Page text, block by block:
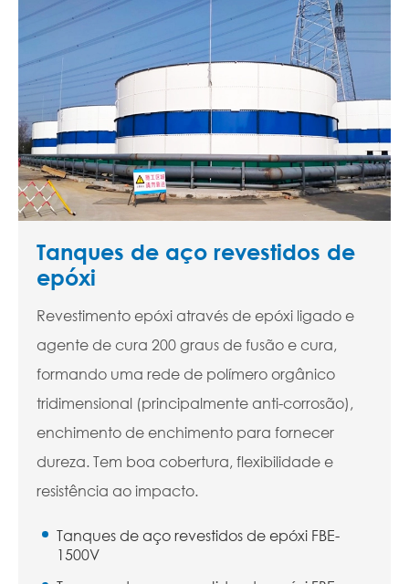
Tanques de aço revestidos de
epóxi
Revestimento epóxi através de epóxi ligado e
agente de cura 200 graus de fusão e cura,
formando uma rede de polímero orgânico
tridimensional (principalmente anti-corrosão),
enchimento de enchimento para fornecer
dureza. Tem boa cobertura, flexibilidade e
resistência ao impacto.
Tanques de aço revestidos de epóxi FBE-
1500V